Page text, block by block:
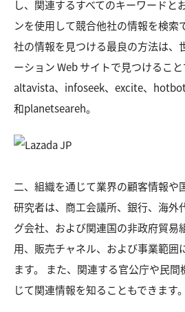
し、関連するすべてのキーワードと
ンを使用して競合他社の情報を検索
社の情報を見つける最良の方法は、
ーション Web サイトで見つけること
altavista、infoseek、excite、
和planetseareh。
二、組織を通じて業界の顧客情報や
研究者は、商工会議所、銀行、海外
グ会社、および関連国の非政府貿易
用、販売チャネル、および事業範囲
ます。 また、関連する官公庁や民
じて関連情報を知ることもできます。